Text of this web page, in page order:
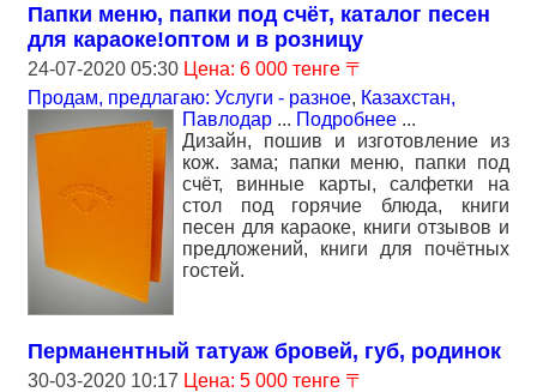
Папки меню, папки под счёт, каталог песен
для караоке!оптом и в розницу
24-07-2020 05:30 Цена: 6 000 тенге 〒
Продам, предлагаю: Услуги - разное, Казахстан,
Павлодар ... Подробнее ...
Дизайн, пошив и изготовление из
кож. зама; папки меню, папки под
счёт, винные карты, салфетки на
стол под горячие блюда, книги
песен для караоке, книги отзывов и
предложений, книги для почётных
гостей.
Перманентный татуаж бровей, губ, родинок
30-03-2020 10:17 Цена: 5 000 тенге 〒